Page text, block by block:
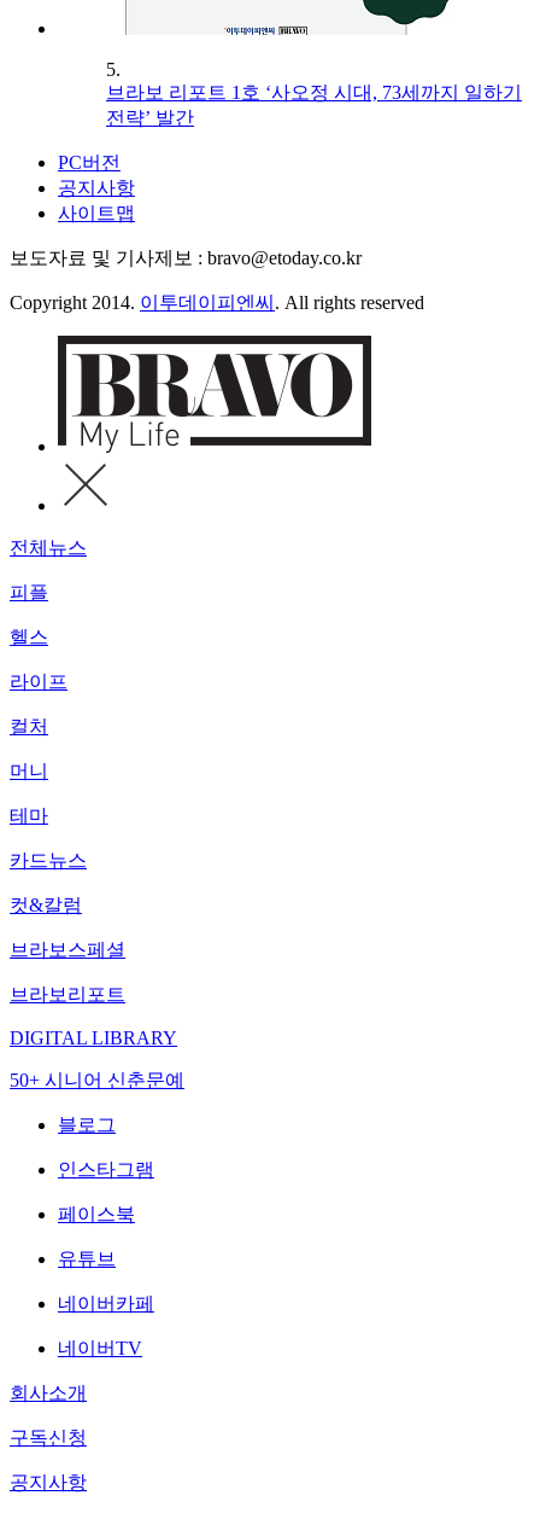
5.
브라보 리포트 1호 ‘사오정 시대, 73세까지 일하기
전략’ 발간
PC버전
공지사항
사이트맵
보도자료 및 기사제보 : bravo@etoday.co.kr
Copyright 2014. 이투데이피엔씨 . All rights reserved
전체뉴스
피플
헬스
라이프
컬처
머니
테마
카드뉴스
컷&칼럼
브라보스페셜
브라보리포트
DIGITAL LIBRARY
50+ 시니어 신춘문예
블로그
인스타그램
페이스북
유튜브
네이버카페
네이버TV
회사소개
구독신청
공지사항